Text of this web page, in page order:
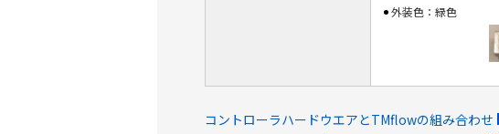
外装色：緑色
コントローラハードウエアとTMflowの組み合わせ